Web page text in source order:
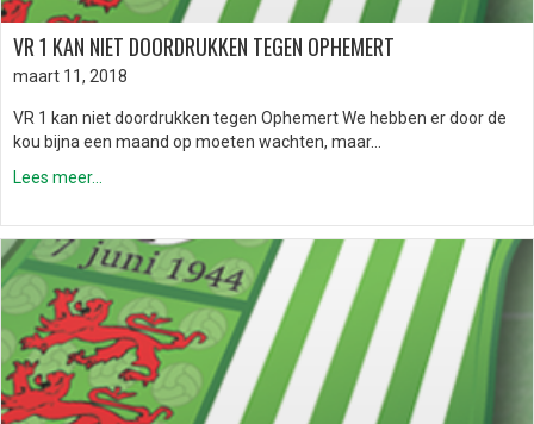
VR 1 KAN NIET DOORDRUKKEN TEGEN OPHEMERT
maart 11, 2018
VR 1 kan niet doordrukken tegen Ophemert We hebben er door de
kou bijna een maand op moeten wachten, maar…
Lees meer...